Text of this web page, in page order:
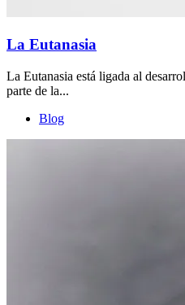
La Eutanasia
La Eutanasia está ligada al
parte de la...
Blog